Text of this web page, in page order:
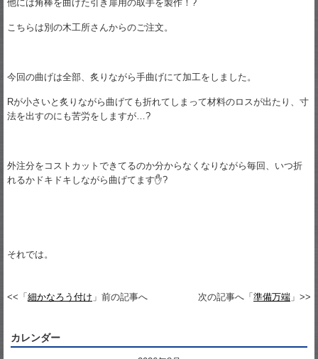
他には角棒を曲げた引き扉用の取手を製作！?
こちらは別の木工所さんからのご注文。
今回の曲げは全部、炙りながら手曲げにて加工をしました。
Rが小さいと炙りながら曲げても折れてしまって材料のロスが出たり、寸
法を出すのにも苦労をしますが…?
外注分をコストカットできてるのか分からなくなりながら毎回、いつ折
れるかドキドキしながら曲げてます✋?
それでは。
<<「細かなろう付け 」前の記事へ 次の記事へ「準備万端 」>>
カレンダー